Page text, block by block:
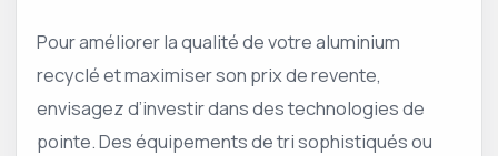
Pour améliorer la qualité de votre aluminium
recyclé et maximiser son prix de revente,
envisagez d’investir dans des technologies de
pointe. Des équipements de tri sophistiqués ou